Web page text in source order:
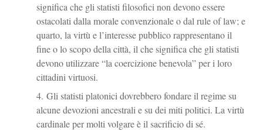
significa che gli statisti filosofici non devono essere
ostacolati dalla morale convenzionale o dal rule of law; e
quarto, la virtù e l’interesse pubblico rappresentano il
fine o lo scopo della città, il che significa che gli statisti
devono utilizzare “la coercizione benevola” per i loro
cittadini virtuosi.
Gli statisti platonici dovrebbero fondare il regime su
alcune devozioni ancestrali e su dei miti politici. La virtù
cardinale per molti volgare è il sacrificio di sé.